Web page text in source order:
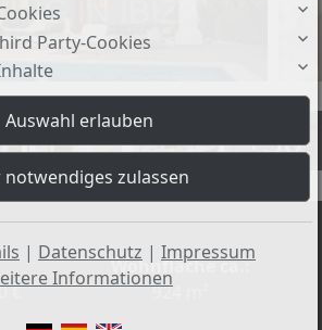
+30
€
Wohnfläche ca.:
924 m²
Party-Cookies
| Datenschutz | Impressum
Informationen